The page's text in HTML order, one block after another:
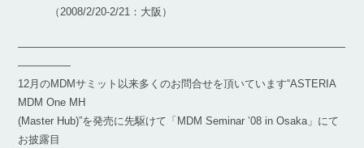
（2008/2/20-2/21：大阪）
―――――――――――――――――――――――――――――――
―――――
12月のMDMサミット以来多くのお問合せを頂いています“ASTERIA
MDM One MH
(Master Hub)”を発売に先駆けて「MDM Seminar ’08 in Osaka」にて
お披露目